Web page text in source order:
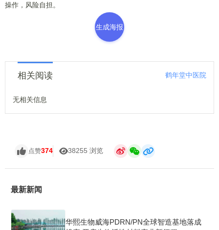
操作，风险自担。
生成海报
相关阅读 鹤年堂中医院
无相关信息
点赞374 38255 浏览
最新新闻
华熙生物威海PDRN/PN全球智造基地落成